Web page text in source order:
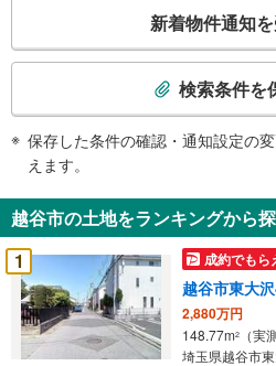
検
知
を
受
け
取
る
新着物件通知
検索条件を
保存した条件の確認・通知設定の
えます。
越谷市の土地をランキングから
1
成約でもら
越谷市東大
2,880万円
148.77m2
（実
埼玉県越谷市